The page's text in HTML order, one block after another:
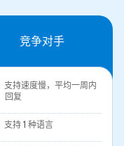
竞争对手
支持速度慢，平均一周内
回复
支持 1 种语言